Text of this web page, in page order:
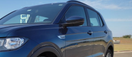
inscreva-se
e concordo com os Termos de Uso e